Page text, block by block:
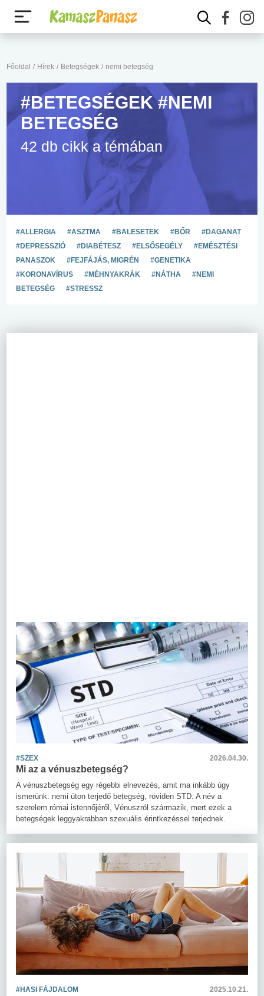
Főoldal / Hírek / Betegségek / nemi betegség
#BETEGSÉGEK #NEMI
BETEGSÉG
42 db cikk a témában
#ALLERGIA #ASZTMA #BALESETEK #BŐR
#DAGANAT
#DEPRESSZIÓ
#DIABÉTESZ #ELSŐSEGÉLY
#EMÉSZTÉSI
PANASZOK
#FEJFÁJÁS, MIGRÉN
#GENETIKA
#KORONAVÍRUS
#MÉHNYAKRÁK #NÁTHA
#NEMI
BETEGSÉG
#STRESSZ
#SZEX 2026.04.30.
Mi az a vénuszbetegség?
A vénuszbetegség egy régebbi elnevezés, amit ma inkább úgy
ismerünk: nemi úton terjedő betegség, röviden STD. A név a
szerelem római istennőjéről, Vénuszról származik, mert ezek a
betegségek leggyakrabban szexuális érintkezéssel terjednek.
#HASI FÁJDALOM 2025.10.21.